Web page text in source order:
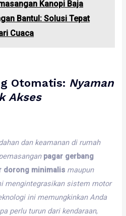
Kanopi Baja
Bantul: Solusi Tepat
Cuaca
Otomatis: Nyaman
Akses
dan keamanan di rumah
pagar gerbang
dorong minimalis maupun
mengintegrasikan sistem motor
ini memungkinkan Anda
perlu turun dari kendaraan,